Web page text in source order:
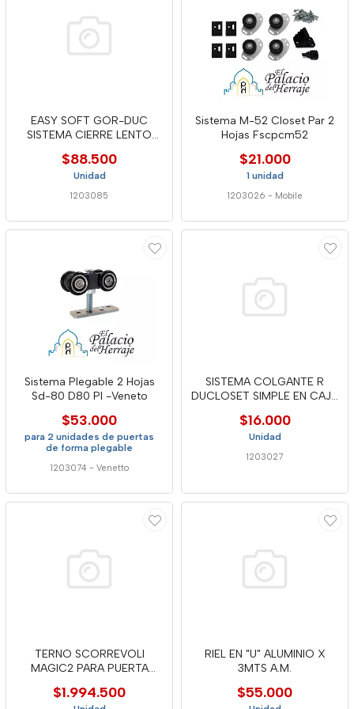
EASY SOFT GOR-DUC
SISTEMA CIERRE LENTO
$88.500
Unidad
1203085
Sistema M-52 Closet Par 2
Hojas Fscpcm52
$21.000
1 unidad
1203026 - Mobile
Sistema Plegable 2 Hojas
Sd-80 D80 Pl -Veneto
$53.000
para 2 unidades de puertas
de forma plegable
1203074 - Venetto
SISTEMA COLGANTE R
DUCLOSET SIMPLE EN CAJA
$16.000
Unidad
1203027
TERNO SCORREVOLI
MAGIC2 PARA PUERTA
$1.994.500
RIEL EN "U" ALUMINIO X
3MTS A.M.
$55.000